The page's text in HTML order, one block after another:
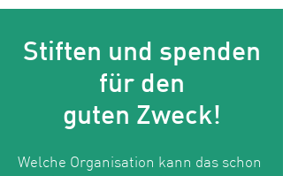
Stiften und spenden
für den
guten Zweck!
Welche Organisation kann das schon